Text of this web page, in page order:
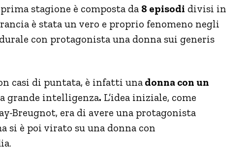
stagione è composta da 8 episodi divisi in
è stata un vero e proprio fenomeno negli
con protagonista una donna sui generis
casi di puntata, è infatti una donna con un
grande intelligenza. L’idea iniziale, come
Breugnot, era di avere una protagonista
si è poi virato su una donna con